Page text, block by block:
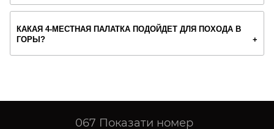
КАКАЯ 4-МЕСТНАЯ ПАЛАТКА ПОДОЙДЕТ ДЛЯ ПОХОДА В
ГОРЫ?
067 Показати номер